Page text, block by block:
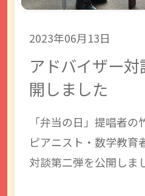
2023年06月13日
アドバイザー
開しました
「弁当の日」提唱者
ピアニスト・数学教育
対談第二弾を公開しま